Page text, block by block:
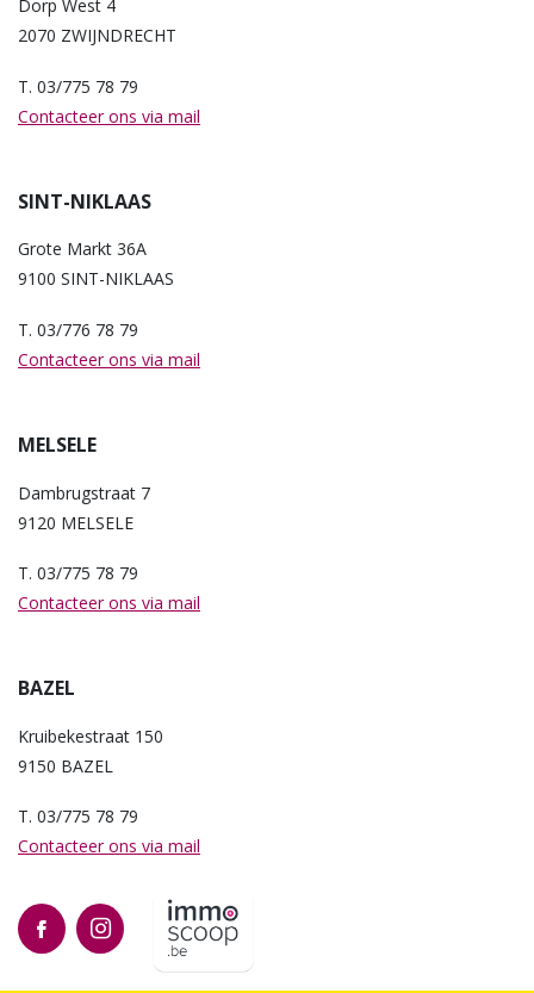
Dorp West 4
2070 ZWIJNDRECHT
T. 03/775 78 79
Contacteer ons via mail
SINT-NIKLAAS
Grote Markt 36A
9100 SINT-NIKLAAS
T. 03/776 78 79
Contacteer ons via mail
MELSELE
Dambrugstraat 7
9120 MELSELE
T. 03/775 78 79
Contacteer ons via mail
BAZEL
Kruibekestraat 150
9150 BAZEL
T. 03/775 78 79
Contacteer ons via mail